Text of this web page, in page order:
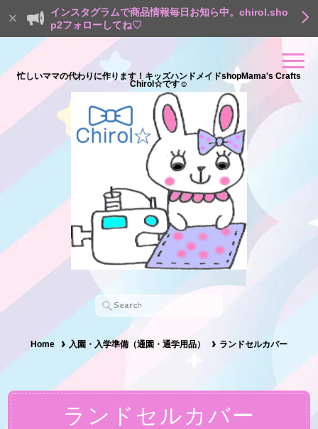
インスタグラムで商品情報毎日お知ら中。chirol.sho
p2フォローしてね♡
忙しいママの代わりに作ります！キッズハンドメイドshopMama's Crafts
Chirol☆です☺
Home 入園・入学準備（通園・通学用品） ランドセルカバー
ランドセルカバー